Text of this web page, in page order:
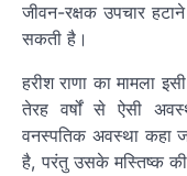
जीवन-रक्षक उपचार
सकती है।
हरीश राणा का मामला
तेरह वर्षों से ऐसी
वनस्पतिक अवस्था कहा
है, परंतु उसके मस्तिष्क